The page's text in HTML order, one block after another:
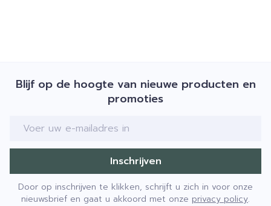
Blijf op de hoogte van nieuwe producten en
promoties
E-mail adres
Inschrijven
Door op inschrijven te klikken, schrijft u zich in voor onze
nieuwsbrief en gaat u akkoord met onze privacy policy.